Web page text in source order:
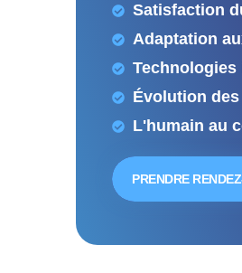
Satisfaction
Adaptation
Évolution
L'humain au
PRENDRE